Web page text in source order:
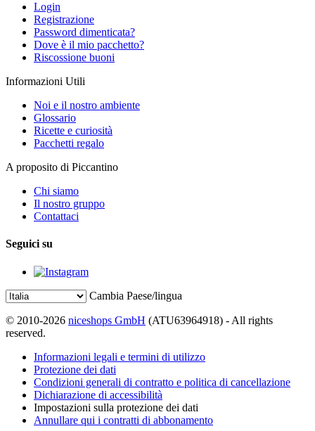
Login
Registrazione
Password dimenticata?
Dove è il mio pacchetto?
Riscossione buoni
Informazioni Utili
Noi e il nostro ambiente
Glossario
Ricette e curiosità
Pacchetti regalo
A proposito di Piccantino
Chi siamo
Il nostro gruppo
Contattaci
Seguici su
Cambia Paese/lingua
© 2010-2026 niceshops GmbH (ATU63964918) - All rights
reserved.
Informazioni legali e termini di utilizzo
Protezione dei dati
Condizioni generali di contratto e politica di cancellazione
Dichiarazione di accessibilità
Impostazioni sulla protezione dei dati
Annullare qui i contratti di abbonamento